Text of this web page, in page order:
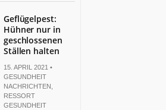
Geflügelpest:
Hühner nur in
geschlossenen
Ställen halten
15. APRIL 2021 •
GESUNDHEIT
NACHRICHTEN
RESSORT
GESUNDHEIT